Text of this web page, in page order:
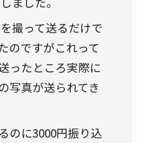
撮って送るだけで
のですがこれって
ったところ実際に
写真が送られてき
のに3000円振り込